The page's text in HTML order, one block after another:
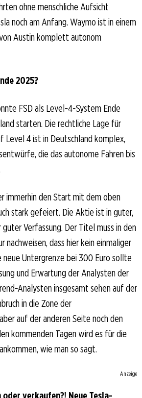
ohne menschliche Aufsicht
noch am Anfang. Waymo ist in einem
Austin komplett autonom
2025?
FSD als Level-4-System Ende
starten. Die rechtliche Lage für
Level 4 ist in Deutschland komplex,
die das autonome Fahren bis
immerhin den Start mit dem oben
stark gefeiert. Die Aktie ist in guter,
Verfassung. Der Titel muss in den
nachweisen, dass hier kein einmaliger
neue Untergrenze bei 300 Euro sollte
und Erwartung der Analysten der
Analysten insgesamt sehen auf der
in die Zone der
auf der anderen Seite noch den
kommenden Tagen wird es für die
wie man so sagt.
Anzeige
verkaufen?! Neue Tesla-